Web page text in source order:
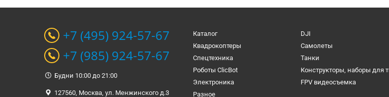
+7 (495) 924-57-67
+7 (985) 924-57-67
Будни 10:00 до 21:00
127560, Москва, ул. Менжинского д.3
Каталог DJI
Квадрокоптеры
Самолеты
Спецтехника
Танки
Роботы ClicBot
Электроника
FPV видеосъемка
Разное